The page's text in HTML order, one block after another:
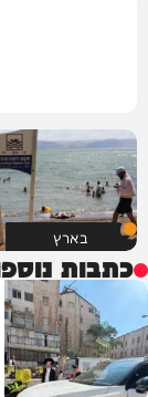
בארץ
כתבות